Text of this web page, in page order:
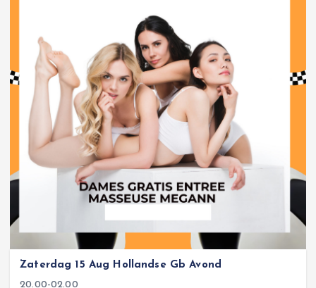
Zaterdag 15 Aug Hollandse Gb Avond
20.00-02.00